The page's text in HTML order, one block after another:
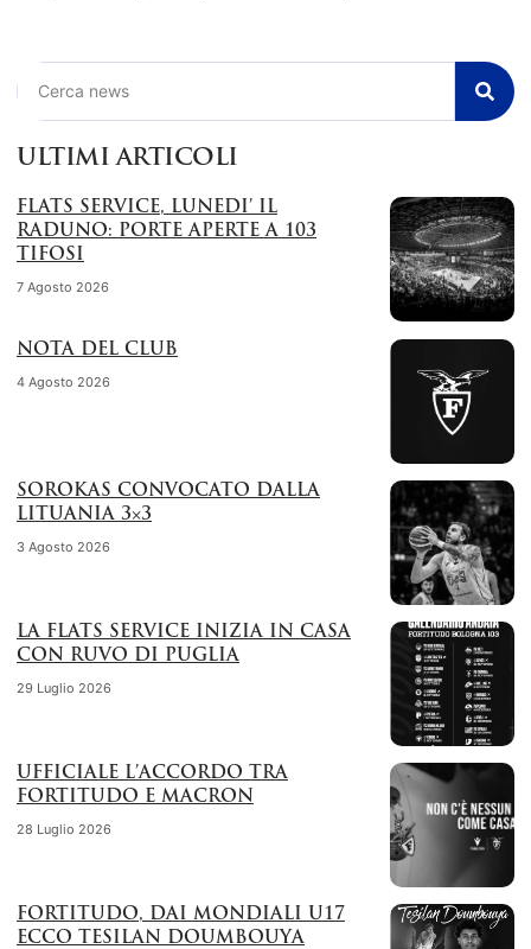
ULTIMI ARTICOLI
FLATS SERVICE, LUNEDI’ IL
RADUNO: PORTE APERTE A 103
TIFOSI
7 Agosto 2026
NOTA DEL CLUB
4 Agosto 2026
SOROKAS CONVOCATO DALLA
LITUANIA 3×3
3 Agosto 2026
LA FLATS SERVICE INIZIA IN CASA
CON RUVO DI PUGLIA
29 Luglio 2026
UFFICIALE L’ACCORDO TRA
FORTITUDO E MACRON
28 Luglio 2026
FORTITUDO, DAI MONDIALI U17
ECCO TESILAN DOUMBOUYA